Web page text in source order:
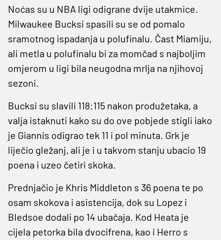
Noćas su u NBA ligi odigrane dvije utakmice.
Milwaukee Bucksi spasili su se od pomalo
sramotnog ispadanja u polufinalu. Čast Miamiju,
ali metla u polufinalu bi za momčad s najboljim
omjerom u ligi bila neugodna mrlja na njihovoj
sezoni.
Bucksi su slavili 118:115 nakon produžetaka, a
valja istaknuti kako su do ove pobjede stigli iako
je Giannis odigrao tek 11 i pol minuta. Grk je
liječio gležanj, ali je i u takvom stanju ubacio 19
poena i uzeo četiri skoka.
Prednjačio je Khris Middleton s 36 poena te po
osam skokova i asistencija, dok su Lopez i
Bledsoe dodali po 14 ubačaja. Kod Heata je
cijela petorka bila dvocifrena, kao i Herro s